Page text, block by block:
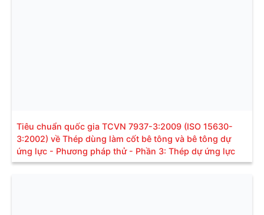
Tiêu chuẩn quốc gia TCVN 7937-3:2009 (ISO 15630-
3:2002) về Thép dùng làm cốt bê tông và bê tông dự
ứng lực - Phương pháp thử - Phần 3: Thép dự ứng lực